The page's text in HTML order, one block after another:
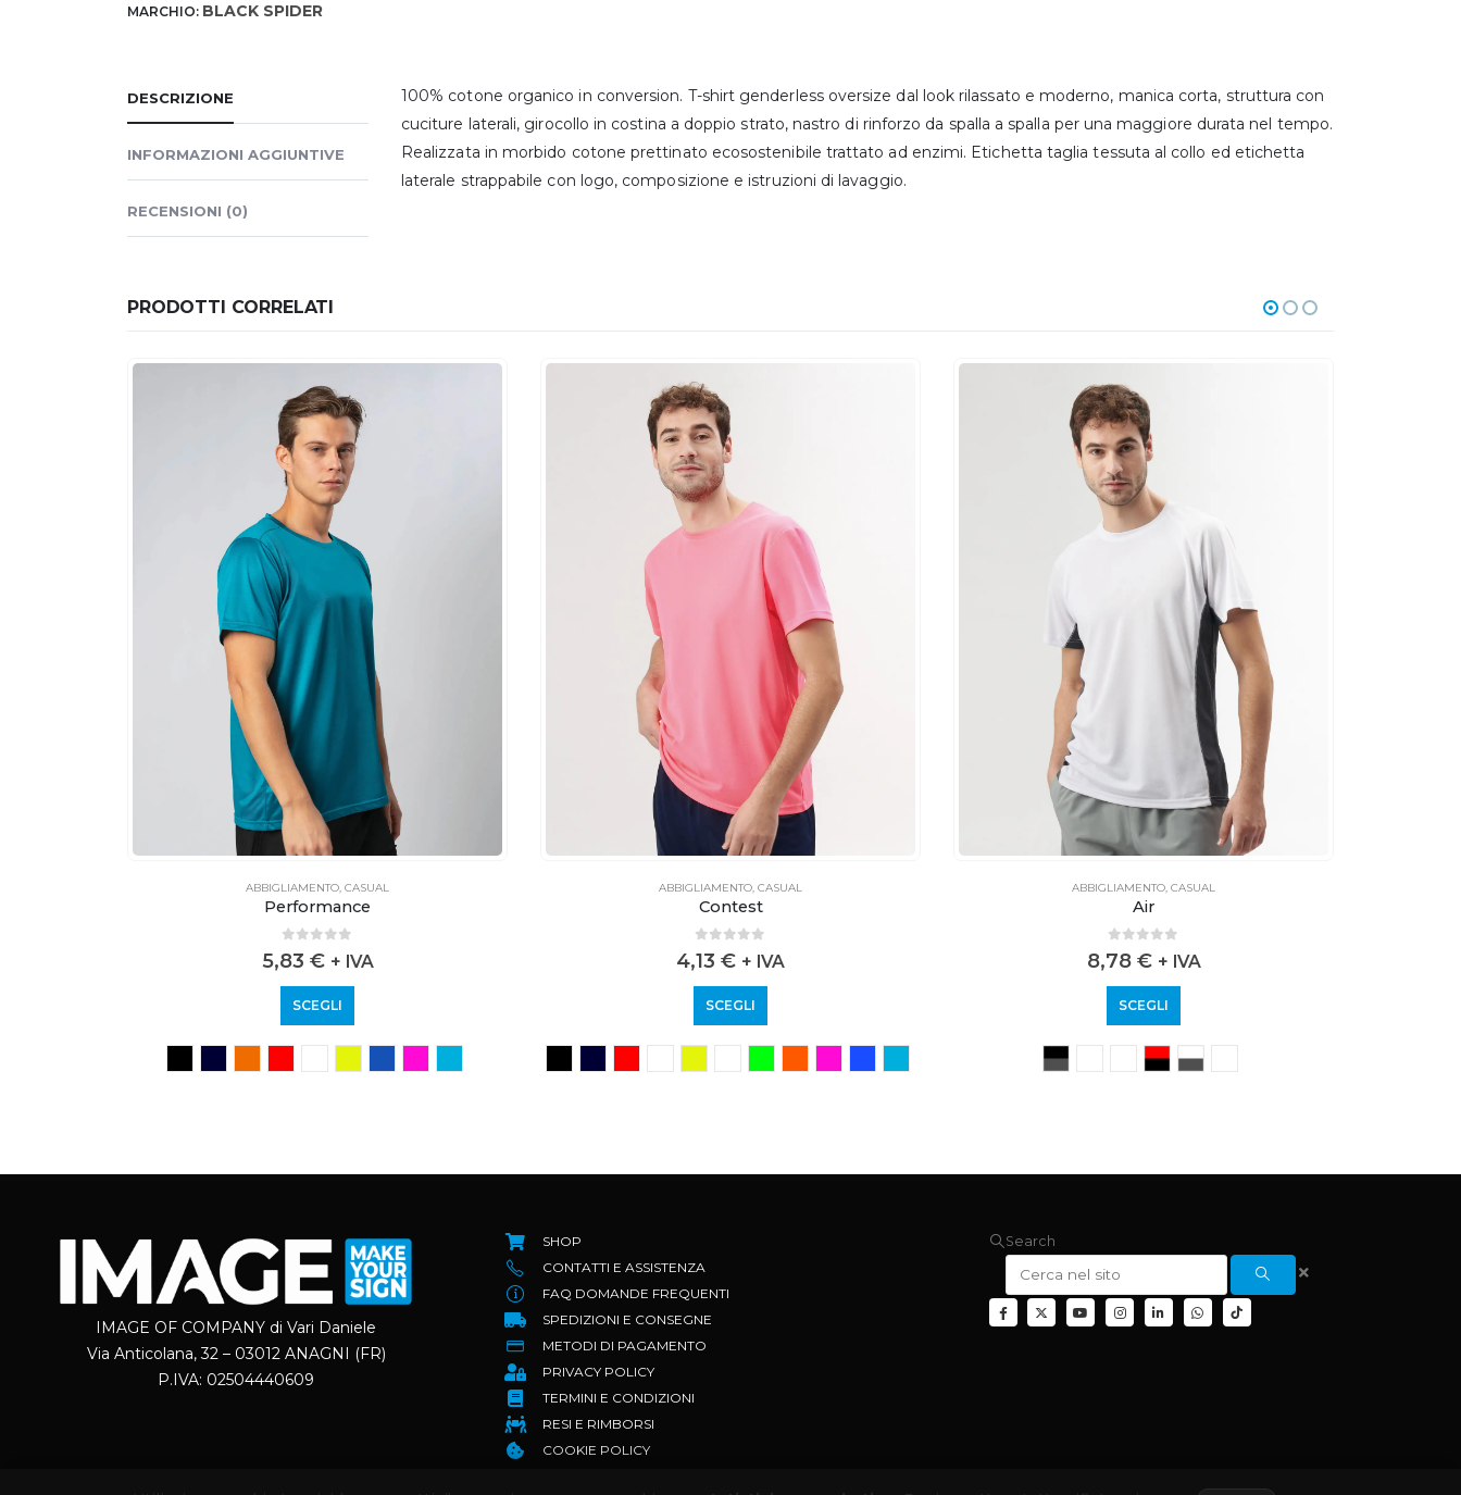
MARCHIO: BLACK SPIDER
DESCRIZIONE
INFORMAZIONI AGGIUNTIVE
RECENSIONI (0)
100% cotone organico in conversion. T-shirt genderless oversize dal look rilassato e moderno, manica corta, struttura con
cuciture laterali, girocollo in costina a doppio strato, nastro di rinforzo da spalla a spalla per una maggiore durata nel tempo.
Realizzata in morbido cotone prettinato ecosostenibile trattato ad enzimi. Etichetta taglia tessuta al collo ed etichetta
laterale strappabile con logo, composizione e istruzioni di lavaggio.
PRODOTTI CORRELATI
ABBIGLIAMENTO, CASUAL
Performance
5,83 € + IVA
SCEGLI
ABBIGLIAMENTO, CASUAL
Contest
4,13 € + IVA
SCEGLI
ABBIGLIAMENTO, CASUAL
Air
8,78 € + IVA
SCEGLI
IMAGE OF COMPANY di Vari Daniele
Via Anticolana, 32 – 03012 ANAGNI (FR)
P.IVA: 02504440609
SHOP
CONTATTI E ASSISTENZA
FAQ DOMANDE FREQUENTI
SPEDIZIONI E CONSEGNE
METODI DI PAGAMENTO
PRIVACY POLICY
TERMINI E CONDIZIONI
RESI E RIMBORSI
COOKIE POLICY
Search